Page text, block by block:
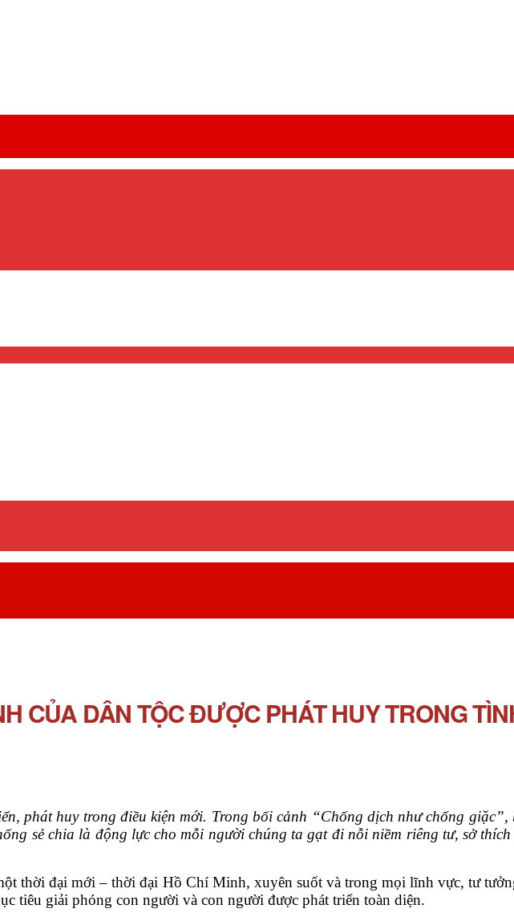
CỦA DÂN TỘC ĐƯỢC PHÁT HUY TRONG
phát huy trong điều kiện mới. Trong bối cảnh “Chống dịch như chống giặc”,
sẻ chia là động lực cho mỗi người chúng ta gạt đi nỗi niềm riêng tư, sở
thời đại mới – thời đại Hồ Chí Minh, xuyên suốt và trong mọi lĩnh vực, tư
tiêu giải phóng con người và con người được phát triển toàn diện.